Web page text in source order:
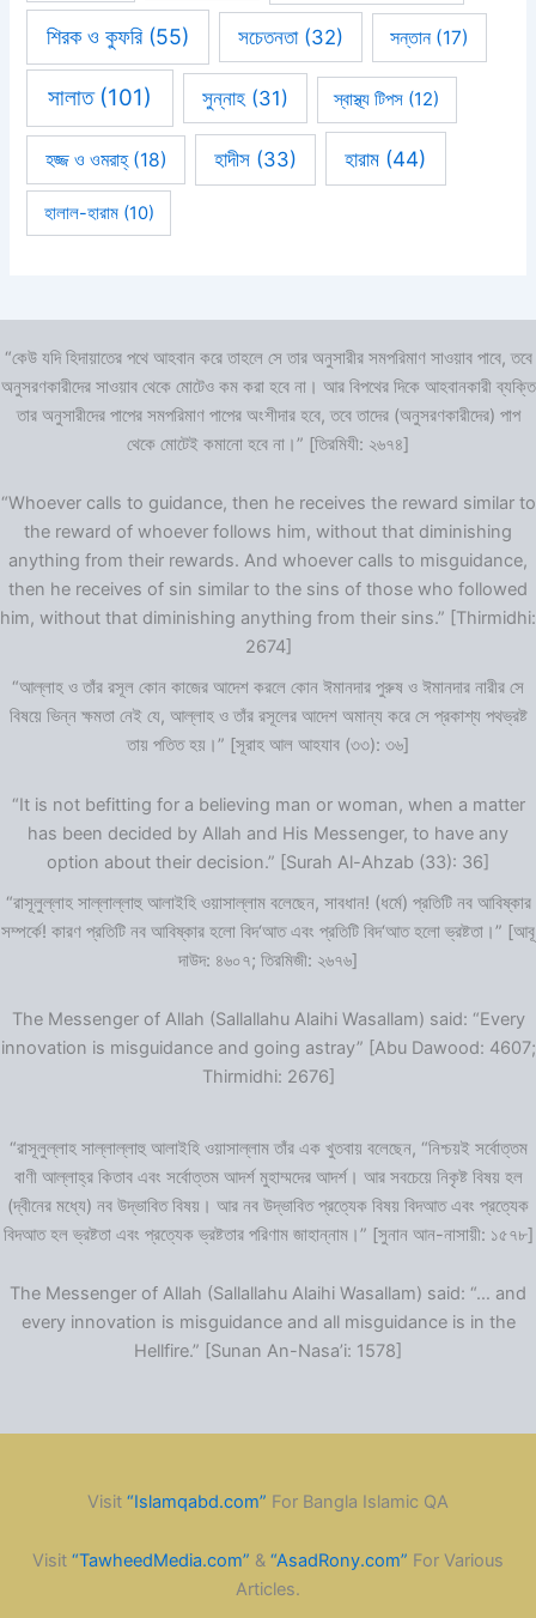
শিরক ও কুফরি(55) সচেতনতা(32) সন্তান(17)
সালাত(101) সুন্নাহ (31) স্বাস্থ্য টিপস (12)
হজ্জ ও ওমরাহ্‌(18) হাদীস(33) হারাম (44)
হালাল-হারাম(10)
“কেউ যদি হিদায়াতের পথে আহবান করে তাহলে সে তার অনুসারীর সমপরিমাণ সাওয়াব পাবে, তবে
অনুসরণকারীদের সাওয়াব থেকে মোটেও কম করা হবে না। আর বিপথের দিকে আহবানকারী ব্যক্তি
তার অনুসারীদের পাপের সমপরিমাণ পাপের অংশীদার হবে, তবে তাদের (অনুসরণকারীদের) পাপ
থেকে মোটেই কমানো হবে না।” [তিরমিযী: ২৬৭৪]
“Whoever calls to guidance, then he receives the reward similar to
the reward of whoever follows him, without that diminishing
anything from their rewards. And whoever calls to misguidance,
then he receives of sin similar to the sins of those who followed
him, without that diminishing anything from their sins.” [Thirmidhi:
2674]
“আল্লাহ ও তাঁর রসূল কোন কাজের আদেশ করলে কোন ঈমানদার পুরুষ ও ঈমানদার নারীর সে
বিষয়ে ভিন্ন ক্ষমতা নেই যে, আল্লাহ ও তাঁর রসূলের আদেশ অমান্য করে সে প্রকাশ্য পথভ্রষ্ট
তায় পতিত হয়।” [সূরাহ আল আহযাব (৩৩): ৩৬]
“It is not befitting for a believing man or woman, when a matter
has been decided by Allah and His Messenger, to have any
option about their decision.” [Surah Al-Ahzab (33): 36]
“রাসূলুল্লাহ সাল্লাল্লাহু আলাইহি ওয়াসাল্লাম বলেছেন, সাবধান! (ধর্মে) প্রতিটি নব আবিষ্কার
সম্পর্কে! কারণ প্রতিটি নব আবিষ্কার হলো বিদ‘আত এবং প্রতিটি বিদ‘আত হলো ভ্রষ্টতা।” [আবূ
দাউদ: ৪৬০৭; তিরমিজী: ২৬৭৬]
The Messenger of Allah (Sallallahu Alaihi Wasallam) said: “Every
innovation is misguidance and going astray” [Abu Dawood: 4607;
Thirmidhi: 2676]
“রাসূলুল্লাহ সাল্লাল্লাহু আলাইহি ওয়াসাল্লাম তাঁর এক খুতবায় বলেছেন, “নিশ্চয়ই সর্বোত্তম
বাণী আল্লাহ্‌র কিতাব এবং সর্বোত্তম আদর্শ মুহাম্মদের আদর্শ। আর সবচেয়ে নিকৃষ্ট বিষয় হল
(দ্বীনের মধ্যে) নব উদ্ভাবিত বিষয়। আর নব উদ্ভাবিত প্রত্যেক বিষয় বিদআত এবং প্রত্যেক
বিদআত হল ভ্রষ্টতা এবং প্রত্যেক ভ্রষ্টতার পরিণাম জাহান্নাম।” [সুনান আন-নাসায়ী: ১৫৭৮]
The Messenger of Allah (Sallallahu Alaihi Wasallam) said: “… and
every innovation is misguidance and all misguidance is in the
Hellfire.” [Sunan An-Nasa’i: 1578]
Visit “Islamqabd.com” For Bangla Islamic QA
Visit “TawheedMedia.com” & “AsadRony.com” For Various
Articles.